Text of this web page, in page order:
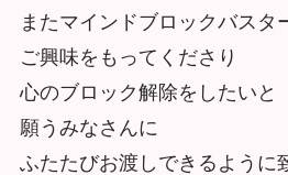
またマインドブロックバスタ
ご興味をもってくださり
心のブロック解除をしたいと
願うみなさんに
ふたたびお渡しできるように